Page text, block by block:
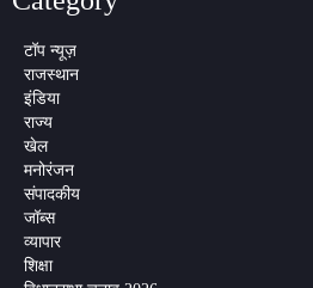
टॉप न्यूज़
राजस्थान
इंडिया
राज्य
खेल
मनोरंजन
संपादकीय
जॉब्स
व्यापार
शिक्षा